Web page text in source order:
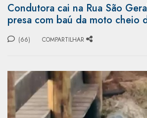
Condutora cai na Rua São
presa com baú da moto cheio
(66) COMPARTILHAR